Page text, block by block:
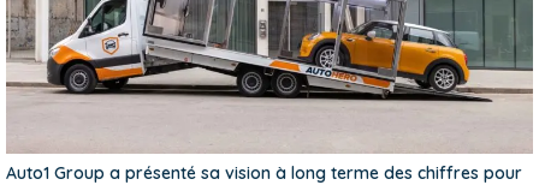
Auto1 Group a présenté sa vision à long terme des chiffres pour